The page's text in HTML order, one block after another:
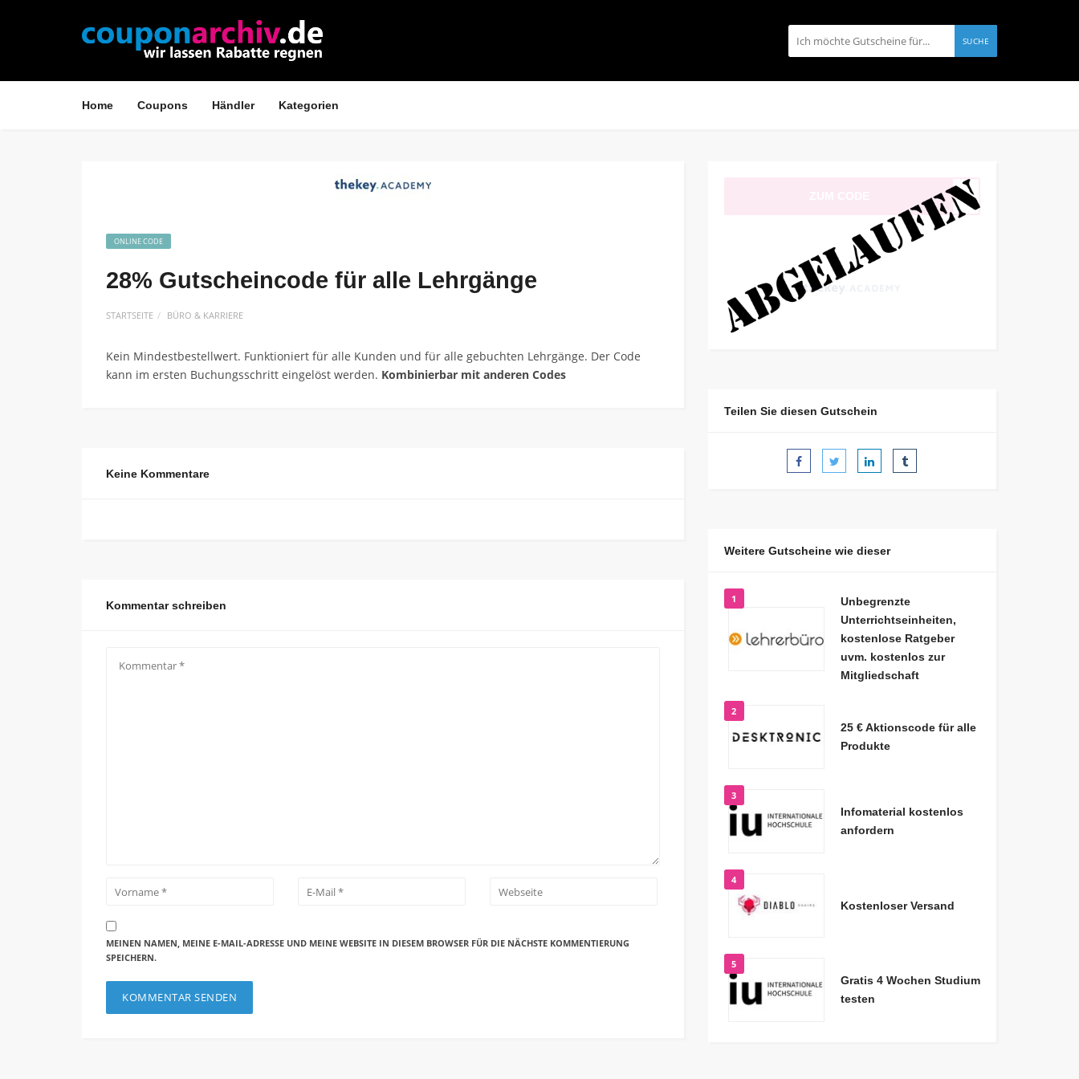
SUCHE
Home Coupons Händler Kategorien
ONLINE CODE
28% Gutscheincode für alle Lehrgänge
STARTSEITE BÜRO & KARRIERE
Kein Mindestbestellwert. Funktioniert für alle Kunden und für alle gebuchten Lehrgänge. Der Code
kann im ersten Buchungsschritt eingelöst werden. Kombinierbar mit anderen Codes
Keine Kommentare
Kommentar schreiben
MEINEN NAMEN, MEINE E-MAIL-ADRESSE UND MEINE WEBSITE IN DIESEM BROWSER FÜR DIE NÄCHSTE KOMMENTIERUNG
SPEICHERN.
ch23
Teilen Sie diesen Gutschein
Weitere Gutscheine wie dieser
1
Unbegrenzte
Unterrichtseinheiten,
kostenlose Ratgeber
uvm. kostenlos zur
Mitgliedschaft
2
25 € Aktionscode für alle
Produkte
3
Infomaterial kostenlos
anfordern
4
Kostenloser Versand
5
Gratis 4 Wochen Studium
testen